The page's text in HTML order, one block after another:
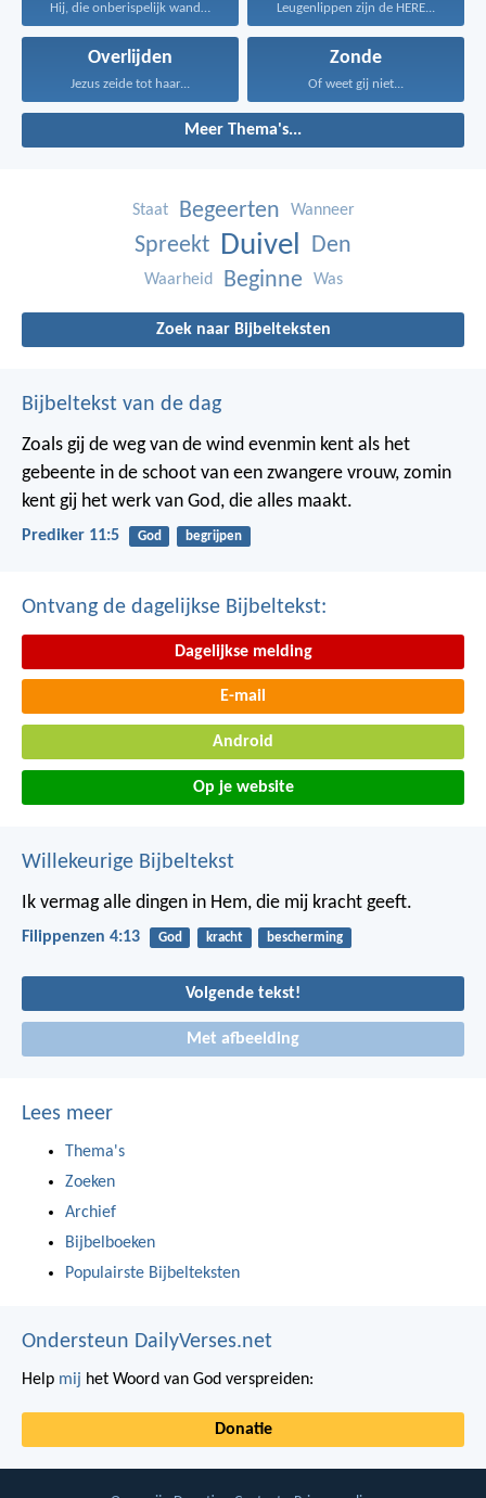
Hij, die onberispelijk wandelt... Leugenlippen zijn de HERE...
Overlijden
Jezus zeide tot haar...
Zonde
Of weet gij niet...
Meer Thema's...
Staat Begeerten Wanneer
Spreekt Duivel Den
Waarheid Beginne Was
Zoek naar Bijbelteksten
Bijbeltekst van de dag
Zoals gij de weg van de wind evenmin kent als het
gebeente in de schoot van een zwangere vrouw, zomin
kent gij het werk van God, die alles maakt.
Prediker 11:5 God begrijpen
Ontvang de dagelijkse Bijbeltekst:
Dagelijkse melding
E-mail
Android
Op je website
Willekeurige Bijbeltekst
Ik vermag alle dingen in Hem, die mij kracht geeft.
Filippenzen 4:13 God kracht bescherming
Volgende tekst!
Met afbeelding
Lees meer
Thema's
Zoeken
Archief
Bijbelboeken
Populairste Bijbelteksten
Ondersteun DailyVerses.net
Help mij het Woord van God verspreiden:
Donatie